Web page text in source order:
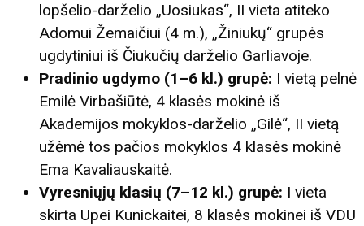
lopšelio-darželio „Uosiukas“, II vieta atiteko
Adomui Žemaičiui (4 m.), „Žiniukų“ grupės
ugdytiniui iš Čiukučių darželio Garliavoje.
Pradinio ugdymo (1–6 kl.) grupė: I vietą pelnė
Emilė Virbašiūtė, 4 klasės mokinė iš
Akademijos mokyklos-darželio „Gilė“, II vietą
užėmė tos pačios mokyklos 4 klasės mokinė
Ema Kavaliauskaitė.
Vyresniųjų klasių (7–12 kl.) grupė: I vieta
skirta Upei Kunickaitei, 8 klasės mokinei iš VDU